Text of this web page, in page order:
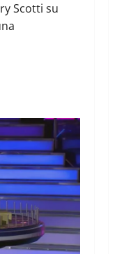
Scotti su